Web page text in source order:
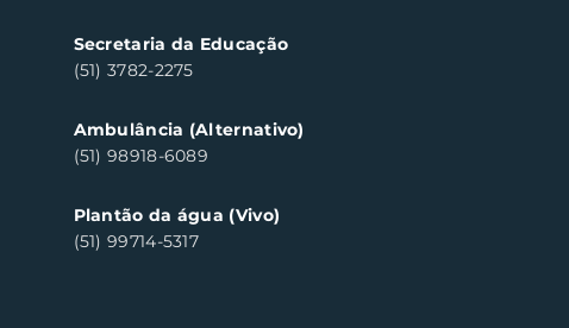
Clara do SulSecretaria da Educação
(51) 3782-2275
Ambulância (Alternativo)
(51) 98918-6089
Plantão da água (Vivo)
(51) 99714-5317